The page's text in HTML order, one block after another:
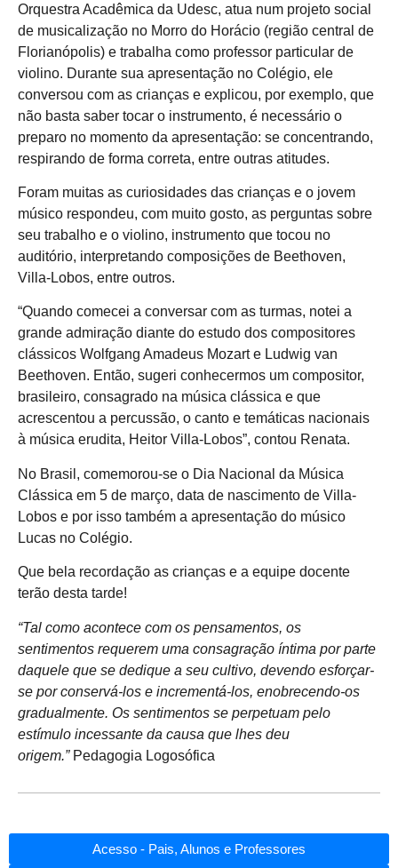
Orquestra Acadêmica da Udesc, atua num projeto social
de musicalização no Morro do Horácio (região central de
Florianópolis) e trabalha como professor particular de
violino. Durante sua apresentação no Colégio, ele
conversou com as crianças e explicou, por exemplo, que
não basta saber tocar o instrumento, é necessário o
preparo no momento da apresentação: se concentrando,
respirando de forma correta, entre outras atitudes.
Foram muitas as curiosidades das crianças e o jovem
músico respondeu, com muito gosto, as perguntas sobre
seu trabalho e o violino, instrumento que tocou no
auditório, interpretando composições de Beethoven,
Villa-Lobos, entre outros.
“Quando comecei a conversar com as turmas, notei a
grande admiração diante do estudo dos compositores
clássicos Wolfgang Amadeus Mozart e Ludwig van
Beethoven. Então, sugeri conhecermos um compositor,
brasileiro, consagrado na música clássica e que
acrescentou a percussão, o canto e temáticas nacionais
à música erudita, Heitor Villa-Lobos”, contou Renata.
No Brasil, comemorou-se o Dia Nacional da Música
Clássica em 5 de março, data de nascimento de Villa-
Lobos e por isso também a apresentação do músico
Lucas no Colégio.
Que bela recordação as crianças e a equipe docente
terão desta tarde!
“Tal como acontece com os pensamentos, os
sentimentos requerem uma consagração íntima por parte
daquele que se dedique a seu cultivo, devendo esforçar-
se por conservá-los e incrementá-los, enobrecendo-os
gradualmente. Os sentimentos se perpetuam pelo
estímulo incessante da causa que lhes deu
origem.” Pedagogia Logosófica
Acesso - Pais, Alunos e Professores